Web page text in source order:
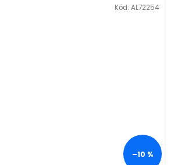
–10 %
Kód: AL72254